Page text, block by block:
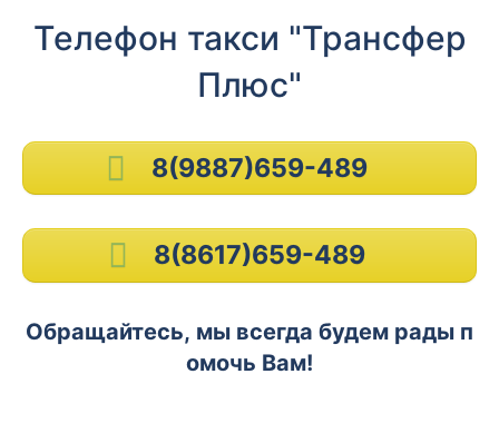
Телефон такси "Трансфер
Плюс"
8(9887)659-489
8(8617)659-489
Обращайтесь, мы всегда будем рады п
омочь Вам!